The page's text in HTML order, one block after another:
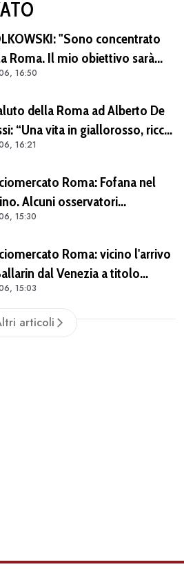
"Sono concentrato
Roma. Il mio obiettivo sarà
il più possibile. La
16:50
della Roma ad Alberto De
“Una vita in giallorosso, ricca
Grazie, Alberto”
16:21
Roma: Fofana nel
Alcuni osservatori
presenti nel match di
15:30
Roma: vicino l'arrivo
dal Venezia a titolo
15:03
articoli